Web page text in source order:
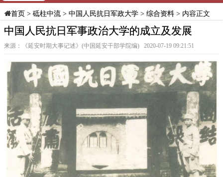
首页> 砥柱中流> 中国人民抗日军政大学> 综合资料> 内容正文
中国人民抗日军事政治大学的成立及发展
来源：《延安时期大事记述》(中国延安干部学院编) 2020-07-19 09:21:51